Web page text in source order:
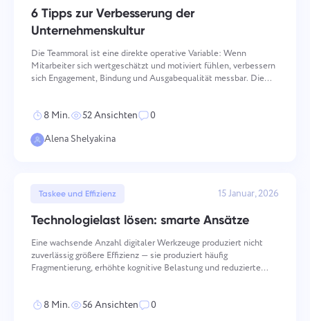
Deutsch
English
中文 (中国)
Kiswahili
6 Tipps zur Verbesserung der
Unternehmenskultur
Die Teammoral ist eine direkte operative Variable: Wenn
Mitarbeiter sich wertgeschätzt und motiviert fühlen, verbessern
sich Engagement, Bindung und Ausgabequalität messbar. Die
von8 Min. 52 Ansichten
0
Alena Shelyakina
Taskee und Effizienz 15 Januar, 2026
Technologielast lösen: smarte Ansätze
Eine wachsende Anzahl digitaler Werkzeuge produziert nicht
zuverlässig größere Effizienz — sie produziert häufig
Fragmentierung, erhöhte kognitive Belastung und reduzierte
z
8 Min. 56 Ansichten
0
Verfolgen Sie die Aufgabenzeit, überwachen Sie Kollegen
und fügen Sie manuell Zeit hinzu
Aufgaben
auf jedes Projekt aufgewendete Zeit.
Kanban-Board
Verwalten Sie Aufgaben auf dem Kanban-Board, filtern Sie
Aufgaben und erweitern Sie Ihr Board.